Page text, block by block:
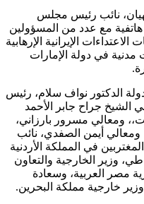
نائب رئيس مجلس
هاتفية مع عدد من المسؤولين
الإيرانية الإرهابية
مدنية في دولة الإمارات
الدكتور نواف سلام، رئيس
الشيخ جراح جابر الأحمد
ومعالي مسرور بارزاني،
أيمن الصفدي، نائب
في المملكة الأردنية
وزير الخارجية والتعاون
مصر العربية، وسعادة
خارجية مملكة البحرين.